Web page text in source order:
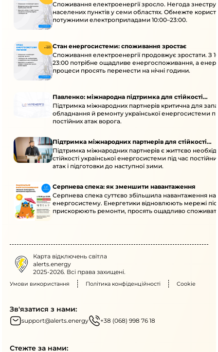
Споживання електроенергії зросло. Негода
населених пунктів у семи областях. Обмежте
потужними електроприладами 10:00–23:00.
Стан енергосистеми: споживання зростає
Споживання електроенергії продовжує зростати. З
23:00 потрібне ощадливе енергоспоживання, а
процеси просять перенести на нічні години.
Павленко: міжнародна підтримка для стійкості
енергосистеми
Підтримка міжнародних партнерів критична для
обладнання й ремонту української енергосистеми
постійних атак ворога.
Підтримка міжнародних партнерів для стійкості
енергосистеми
Підтримка міжнародних партнерів є життєво
стійкості української енергосистеми під час
атак і підготовки до наступної зими.
Серпнева спека: як зменшити навантаження
Серпнева спека суттєво збільшила навантаження на
енергосистему. Енергетики відновлюють мережі
прискорюють ремонти, просять ощадливо
Карта відключень світла
alerts.energy
2025-2026. Всі права захищені.
Умови використання Політика конфіденційності Cookie
Зв'язатися з нами:
support@alerts.energy +38 (068) 998 76 18
Стежте за нами: